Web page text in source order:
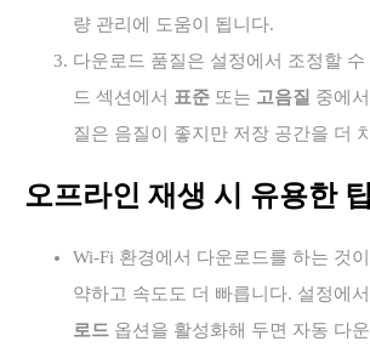
량 관리에 도움이 됩니다.
다운로드 품질은 설정에서 조정할
드 섹션에서 표준 또는 고음질 중에
질은 음질이 좋지만 저장 공간을 더
오프라인 재생 시 유용한 팁
Wi-Fi 환경에서 다운로드를 하는 것
약하고 속도도 더 빠릅니다. 설정에서
로드 옵션을 활성화해 두면 자동 다